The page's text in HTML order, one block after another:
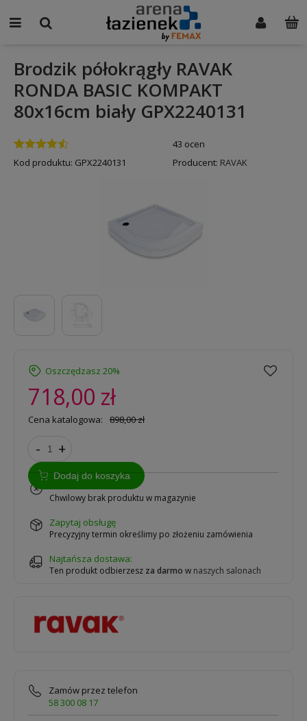
Brodzik półokrągły RAVAK
RONDA BASIC KOMPAKT
80x16cm biały GPX2240131
43 ocen
Kod produktu: GPX2240131 Producent: RAVAK
Oszczędzasz 20%
718,00 zł
Cena katalogowa: 898,00 zł
- +
Dodaj do koszyka
Chwilowy brak produktu w magazynie
zapytaj obsługę
Precyzyjny termin określimy po złożeniu zamówienia
Najtańsza dostawa:
Ten produkt odbierzesz za darmo w naszych salonach
Zamów przez telefon
58 300 08 17